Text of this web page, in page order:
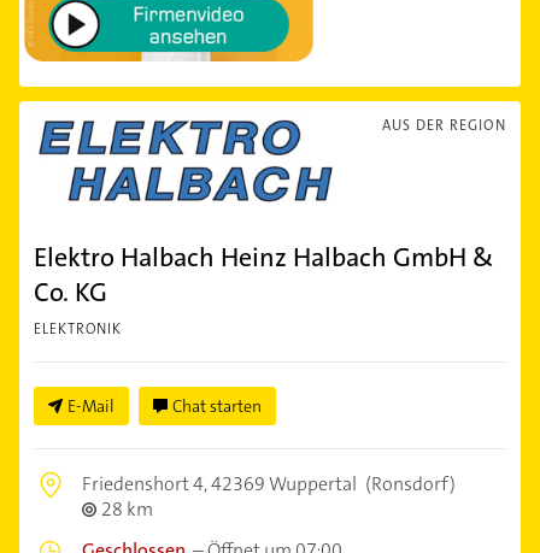
AUS DER REGION
Elektro Halbach Heinz Halbach GmbH &
Co. KG
ELEKTRONIK
E-Mail Chat starten
Friedenshort 4,42369 Wuppertal (Ronsdorf)
28 km